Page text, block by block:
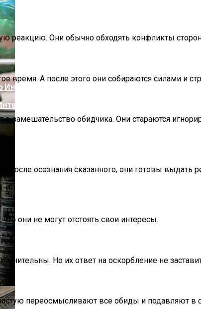
Зодиака
реакцию. Они обычно обходять конфликты
А после этого они собираются силами и
замешательство обидчика. Они стараются
После осознания сказанного, они готовы
они не могут отстоять свои интересы.
Но их ответ на оскорбление не
переосмысливают все обиды и подавляют в